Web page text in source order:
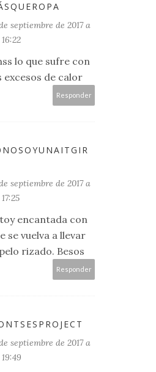
septiembre de 2017 a
lo que sufre con
excesos de calor
Responder
septiembre de 2017 a
encantada con
se vuelva a llevar
rizado. Besos
Responder
septiembre de 2017 a